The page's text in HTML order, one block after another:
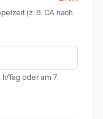
(z. B. CA nach
Tag oder am 7.